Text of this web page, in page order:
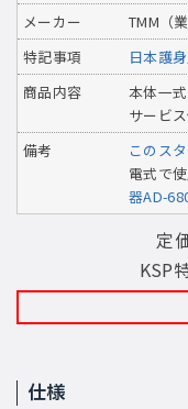
メーカー
TMM（
特記事項
日本護
商品内容
本体一
サービ
備考
このス
電式で
器AD-
定
KSP
仕様